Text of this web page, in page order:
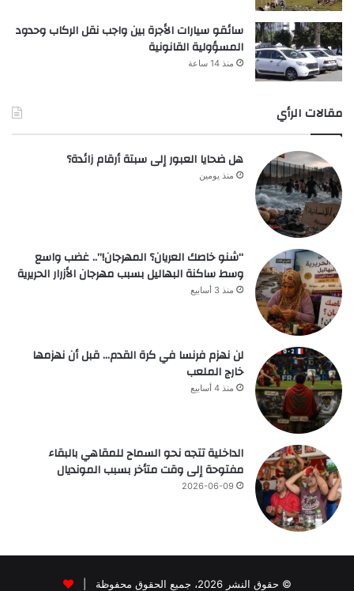
سائقو سيارات الأجرة بين واجب نقل الركاب وحدود
المسؤولية القانونية
منذ 14 ساعة
مقالات الرأي
هل ضحايا العبور إلى سبتة أرقام زائدة؟
منذ يومين
“شنو خاصك العريان؟ المهرجان!”.. غضب واسع
وسط ساكنة البهاليل بسبب مهرجان الأزرار الحريرية
منذ 3 أسابيع
لن نهزم فرنسا في كرة القدم… قبل أن نهزمها
خارج الملعب
منذ 4 أسابيع
الداخلية تتجه نحو السماح للمقاهي بالبقاء
مفتوحة إلى وقت متأخر بسبب المونديال
2026-06-09
© حقوق النشر 2026، جميع الحقوق محفوظة |